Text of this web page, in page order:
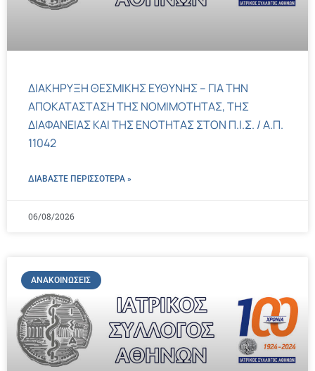
ΔΙΑΚΗΡΥΞΗ ΘΕΣΜΙΚΗΣ ΕΥΘΥΝΗΣ – ΓΙΑ ΤΗΝ
ΑΠΟΚΑΤΑΣΤΑΣΗ ΤΗΣ ΝΟΜΙΜΟΤΗΤΑΣ, ΤΗΣ
ΔΙΑΦΑΝΕΙΑΣ ΚΑΙ ΤΗΣ ΕΝΟΤΗΤΑΣ ΣΤΟΝ Π.Ι.Σ. / Α.Π.
11042
ΔΙΑΒΑΣΤΕ ΠΕΡΙΣΣΌΤΕΡΑ »
06/08/2026
ΑΝΑΚΟΙΝΏΣΕΙΣ